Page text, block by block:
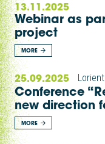
13.11.2025
Webinar as
project
MORE
25.09.2025
Conference
new direction
MORE